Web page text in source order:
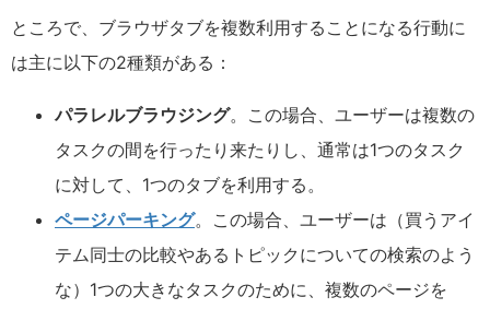
ところで、ブラウザタブを複数利用することになる行動に
は主に以下の2種類がある：
パラレルブラウジング。この場合、ユーザーは複数の
タスクの間を行ったり来たりし、通常は1つのタスク
に対して、 1つのタブを利用する。
ページパーキング。この場合、ユーザーは（買うアイ
テム同士の比較やあるトピックについての検索のよう
な） 1つの大きなタスクのために、複数のページを